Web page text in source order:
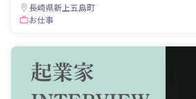
長崎県新上五島町
お仕事